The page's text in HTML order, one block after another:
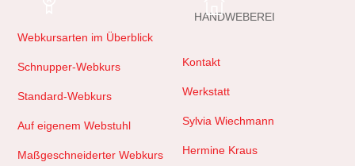
Webkursarten im Überblick
Schnupper-Webkurs
Standard-Webkurs
Auf eigenem Webstuhl
Maßgeschneiderter Webkurs
HANDWEBEREI
Kontakt
Werkstatt
Sylvia Wiechmann
Hermine Kraus